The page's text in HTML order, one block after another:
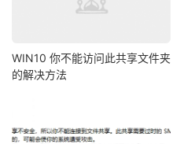
WIN10 你不能访问此共享文件夹
的解决方法